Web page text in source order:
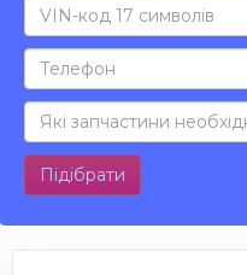
Підібрати